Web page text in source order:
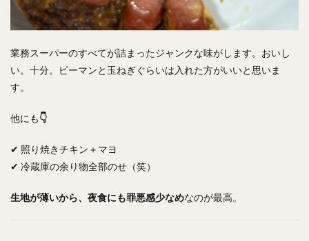
業務スーパーのすべてが詰まったジャンクな味がします。おいし
い。十分。ピーマンと玉ねぎぐらいは入れた方がいいと思いま
す。
他にも👇
✔ 照り焼きチキン＋マヨ
✔ 冷蔵庫の余り物全部のせ（笑）
生地が薄いから、夜食にも罪悪感少なめなのが最高。